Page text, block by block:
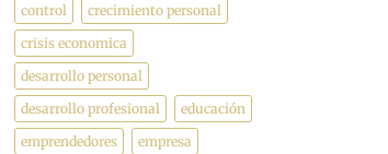
control
crecimiento personal
crisis economica
desarrollo personal
desarrollo profesional
educación
emprendedores
empresa